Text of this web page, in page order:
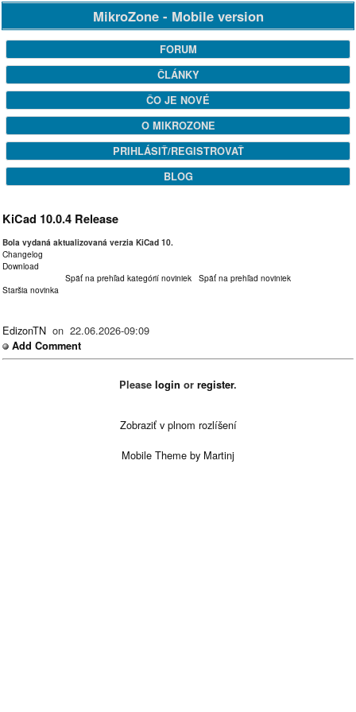
MikroZone - Mobile version
FORUM
ČLÁNKY
ČO JE NOVÉ
O MIKROZONE
PRIHLÁSIŤ/REGISTROVAŤ
BLOG
KiCad 10.0.4 Release
Bola vydaná aktualizovaná verzia KiCad 10.
Changelog
Download
Späť na prehľad kategórií noviniek Späť na prehľad noviniek
Staršia novinka
EdizonTN on 22.06.2026-09:09
Add Comment
Please login or register.
Zobraziť v plnom rozlíšení
Mobile Theme by Martinj